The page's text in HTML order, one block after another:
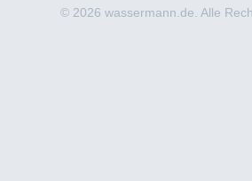
© 2026 wassermann.de. Alle